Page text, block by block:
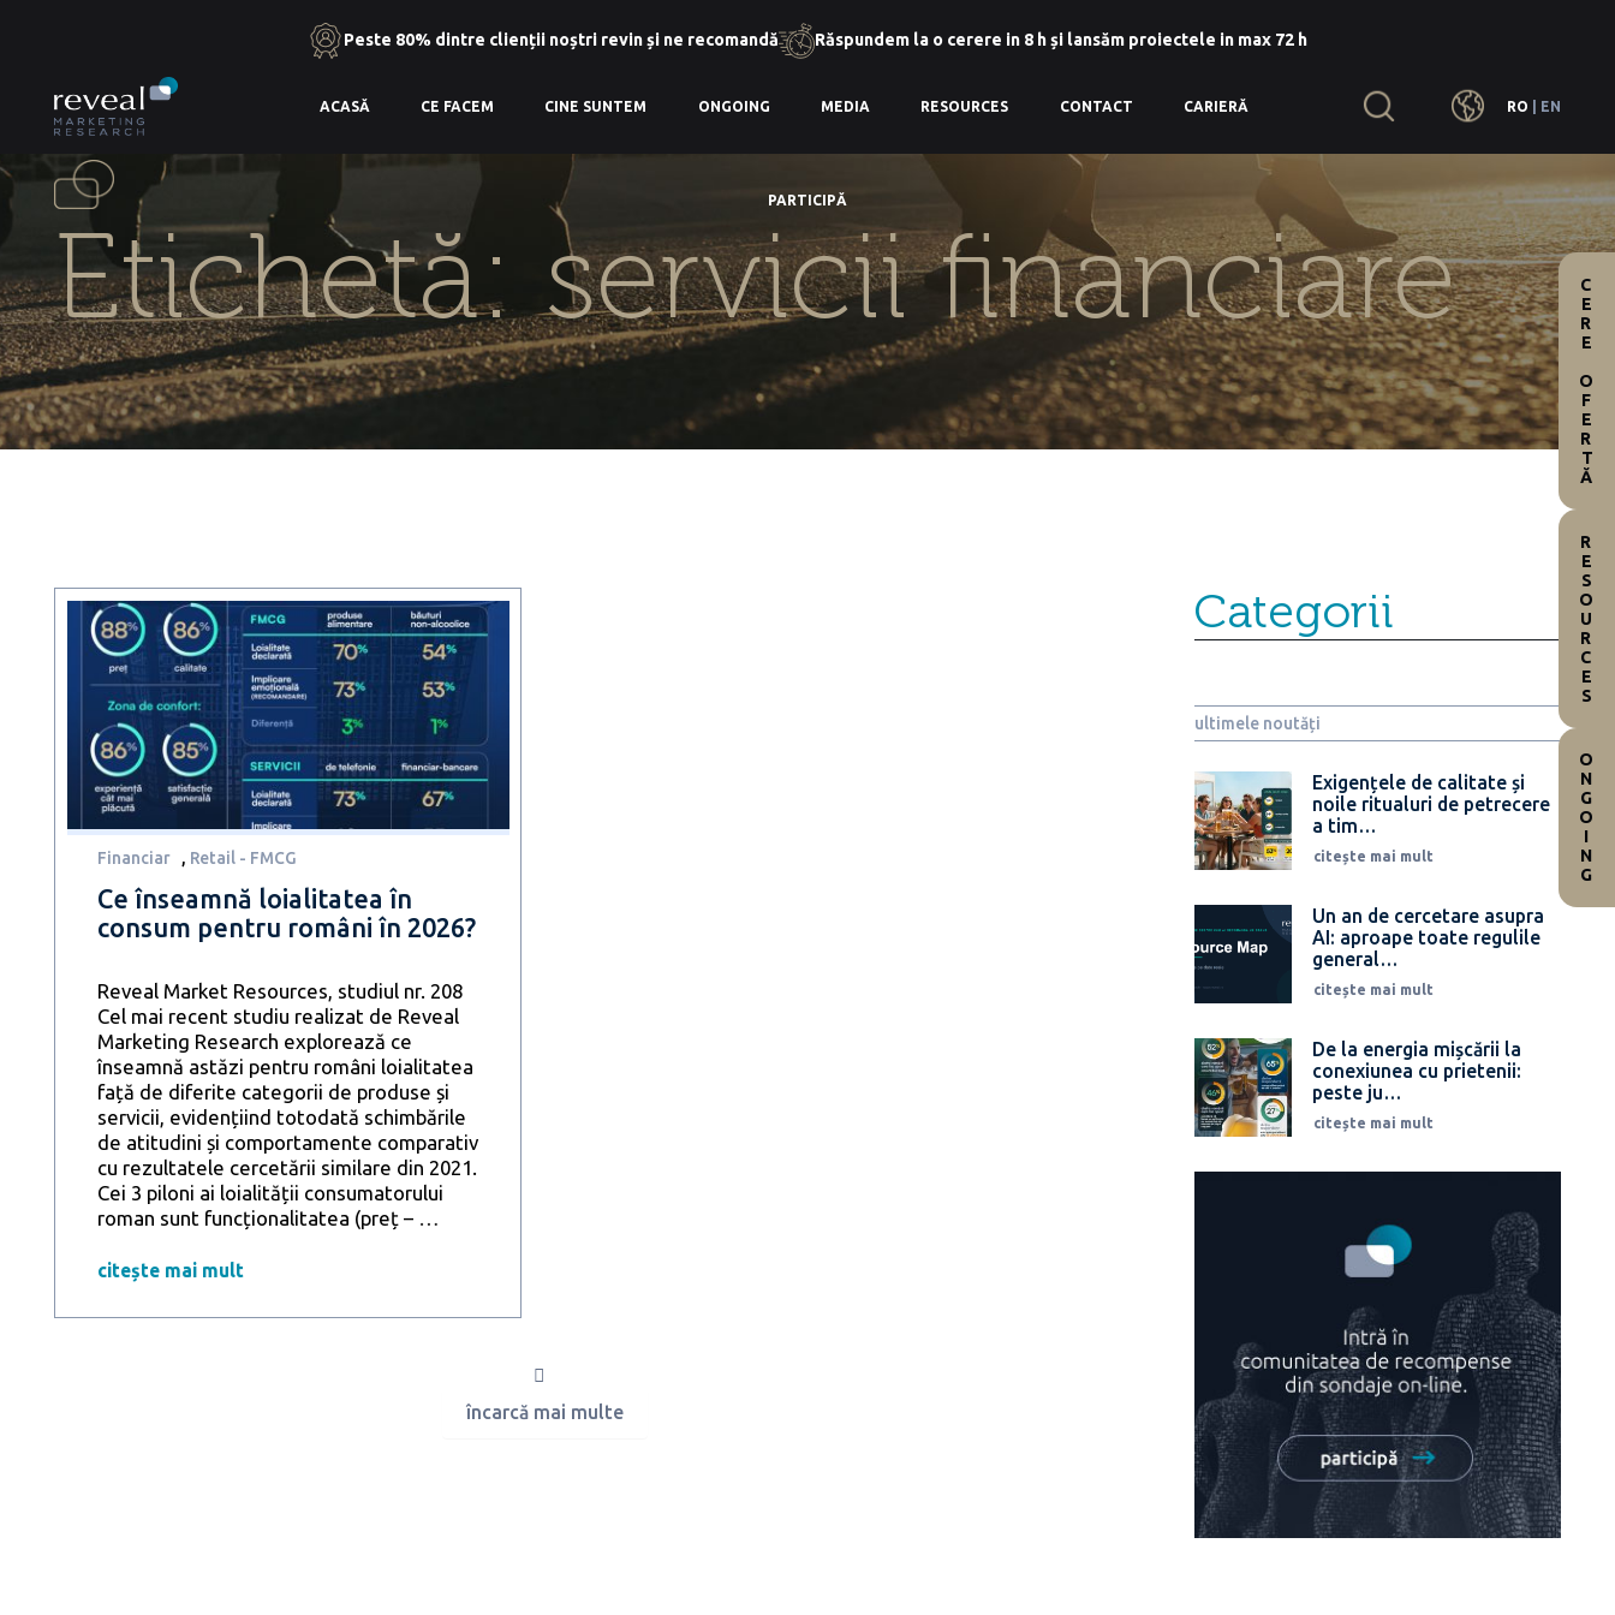
content
Peste 80% dintre clienții noștri revin și ne recomandă Răspundem la o cerere in 8 h și lansăm proiectele in max 72 h
RO EN
ACASĂ CE FACEM CINE SUNTEM ONGOING MEDIA RESOURCES CONTACT CARIERĂ
PARTICIPĂ
Etichetă:servicii financiare
Financiar , Retail - FMCG
Ce înseamnă loialitatea în
consum pentru români în 2026?
Reveal Market Resources, studiul nr. 208
Cel mai recent studiu realizat de Reveal
Marketing Research explorează ce
înseamnă astăzi pentru români loialitatea
față de diferite categorii de produse și
servicii, evidențiind totodată schimbările
de atitudini și comportamente comparativ
cu rezultatele cercetării similare din 2021.
Cei 3 piloni ai loialității consumatorului
roman sunt funcționalitatea (preț – …
consum
2026?
citește mai mult
încarcă mai multe
Categorii
ultimele noutăți
Exigențele de calitate și
noile ritualuri de petrecere
a tim…
citește mai mult
Un an de cercetare asupra
AI: aproape toate regulile
general…
citește mai mult
De la energia mișcării la
conexiunea cu prietenii:
peste ju…
citește mai mult
CERE OFERTĂ
RESOURCES
ONGOING